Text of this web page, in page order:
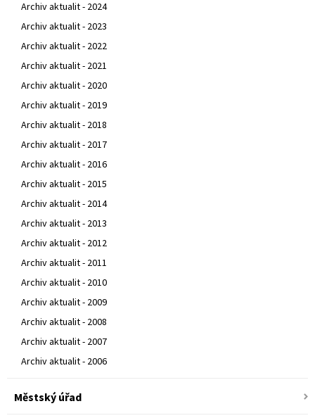
Archiv aktualit - 2024
Archiv aktualit - 2023
Archiv aktualit - 2022
Archiv aktualit - 2021
Archiv aktualit - 2020
Archiv aktualit - 2019
Archiv aktualit - 2018
Archiv aktualit - 2017
Archiv aktualit - 2016
Archiv aktualit - 2015
Archiv aktualit - 2014
Archiv aktualit - 2013
Archiv aktualit - 2012
Archiv aktualit - 2011
Archiv aktualit - 2010
Archiv aktualit - 2009
Archiv aktualit - 2008
Archiv aktualit - 2007
Archiv aktualit - 2006
Městský úřad